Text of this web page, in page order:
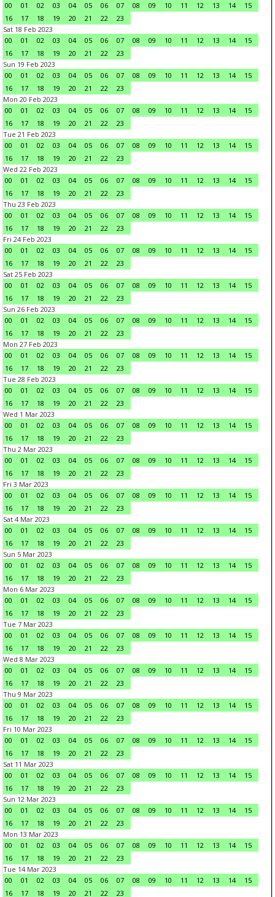
00
01 02 03 04 05 06 07 08 09 10 11 12 13 14
15
16
17 18 19 20 21 22
23
Sat 18 Feb 2023
00
01 02 03 04 05 06 07 08 09 10 11 12 13 14
15
16
17 18 19 20 21 22
23
Sun 19 Feb 2023
00
01 02 03 04 05 06 07 08 09 10 11 12 13 14
15
16
17 18 19 20 21 22
23
Mon 20 Feb 2023
00
01 02 03 04 05 06 07 08 09 10 11 12 13 14
15
16
17 18 19 20 21 22
23
Tue 21 Feb 2023
00
01 02 03 04 05 06 07 08 09 10 11 12 13 14
15
16
17 18 19 20 21 22
23
Wed 22 Feb 2023
00
01 02 03 04 05 06 07 08 09 10 11 12 13 14
15
16
17 18 19 20 21 22
23
Thu 23 Feb 2023
00
01 02 03 04 05 06 07 08 09 10 11 12 13 14
15
16
17 18 19 20 21 22
23
Fri 24 Feb 2023
00
01 02 03 04 05 06 07 08 09 10 11 12 13 14
15
16
17 18 19 20 21 22
23
Sat 25 Feb 2023
00
01 02 03 04 05 06 07 08 09 10 11 12 13 14
15
16
17 18 19 20 21 22
23
Sun 26 Feb 2023
00
01 02 03 04 05 06 07 08 09 10 11 12 13 14
15
16
17 18 19 20 21 22
23
Mon 27 Feb 2023
00
01 02 03 04 05 06 07 08 09 10 11 12 13 14
15
16
17 18 19 20 21 22
23
Tue 28 Feb 2023
00
01 02 03 04 05 06 07 08 09 10 11 12 13 14
15
16
17 18 19 20 21 22
23
Wed 1 Mar 2023
00
01 02 03 04 05 06 07 08 09 10 11 12 13 14
15
16
17 18 19 20 21 22
23
Thu 2 Mar 2023
00
01 02 03 04 05 06 07 08 09 10 11 12 13 14
15
16
17 18 19 20 21 22
23
Fri 3 Mar 2023
00
01 02 03 04 05 06 07 08 09 10 11 12 13 14
15
16
17 18 19 20 21 22
23
Sat 4 Mar 2023
00
01 02 03 04 05 06 07 08 09 10 11 12 13 14
15
16
17 18 19 20 21 22
23
Sun 5 Mar 2023
00
01 02 03 04 05 06 07 08 09 10 11 12 13 14
15
16
17 18 19 20 21 22
23
Mon 6 Mar 2023
00
01 02 03 04 05 06 07 08 09 10 11 12 13 14
15
16
17 18 19 20 21 22
23
Tue 7 Mar 2023
00
01 02 03 04 05 06 07 08 09 10 11 12 13 14
15
16
17 18 19 20 21 22
23
Wed 8 Mar 2023
00
01 02 03 04 05 06 07 08 09 10 11 12 13 14
15
16
17 18 19 20 21 22
23
Thu 9 Mar 2023
00
01 02 03 04 05 06 07 08 09 10 11 12 13 14
15
16
17 18 19 20 21 22
23
Fri 10 Mar 2023
00
01 02 03 04 05 06 07 08 09 10 11 12 13 14
15
16
17 18 19 20 21 22
23
Sat 11 Mar 2023
00
01 02 03 04 05 06 07 08 09 10 11 12 13 14
15
16
17 18 19 20 21 22
23
Sun 12 Mar 2023
00
01 02 03 04 05 06 07 08 09 10 11 12 13 14
15
16
17 18 19 20 21 22
23
Mon 13 Mar 2023
00
01 02 03 04 05 06 07 08 09 10 11 12 13 14
15
16
17 18 19 20 21 22
23
Tue 14 Mar 2023
00
01 02 03 04 05 06 07 08 09 10 11 12 13 14
15
16
17 18 19 20 21 22 23